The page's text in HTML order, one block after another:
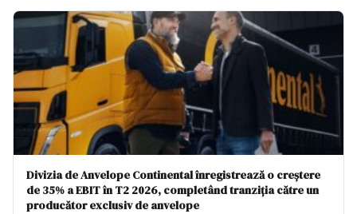
Divizia de Anvelope Continental înregistrează o creștere
de 35% a EBIT în T2 2026, completând tranziția către un
producător exclusiv de anvelope